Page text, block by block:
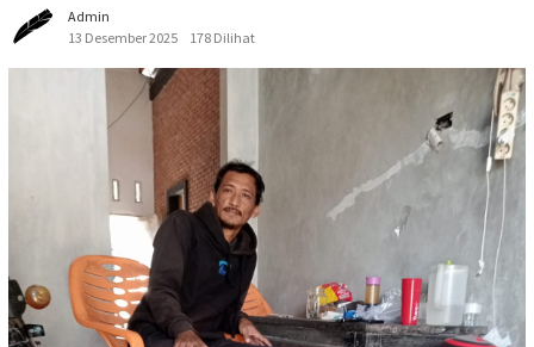
Admin
13 Desember 2025
178 Dilihat